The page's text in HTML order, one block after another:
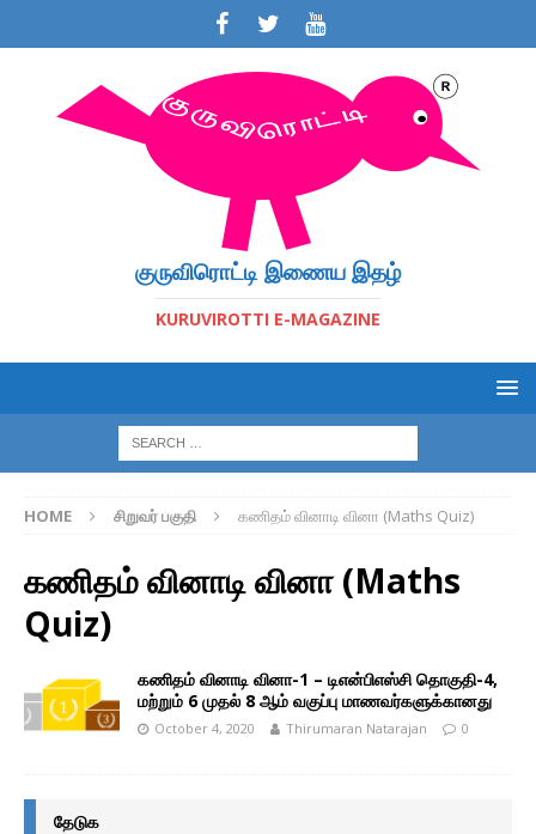
குருவிரொட்டி இணைய இதழ்
KURUVIROTTI E-MAGAZINE
HOME சிறுவர் பகுதி கணிதம் வினாடி வினா (Maths Quiz)
கணிதம் வினாடி வினா (Maths
Quiz)
கணிதம் வினாடி வினா-1 – டிஎன்பிஎஸ்சி தொகுதி-4,
மற்றும் 6 முதல் 8 ஆம் வகுப்பு மாணவர்களுக்கானது
October 4, 2020 Thirumaran Natarajan 0
தேடுக